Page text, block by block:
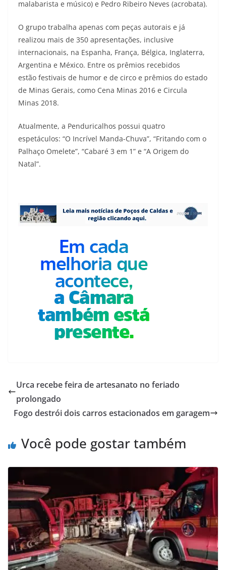
malabarista e músico) e Pedro Ribeiro Neves (acrobata).
O grupo trabalha apenas com peças autorais e já
realizou mais de 350 apresentações, inclusive
internacionais, na Espanha, França, Bélgica, Inglaterra,
Argentina e México. Entre os prêmios recebidos
estão festivais de humor e de circo e prêmios do estado
de Minas Gerais, como Cena Minas 2016 e Circula
Minas 2018.
Atualmente, a Penduricalhos possui quatro
espetáculos: “O Incrível Manda-Chuva”, “Fritando com o
Palhaço Omelete”, “Cabaré 3 em 1” e “A Origem do
Natal”.
Urca recebe feira de artesanato no feriado
prolongado
Fogo destrói dois carros estacionados em garagem
Você pode gostar também